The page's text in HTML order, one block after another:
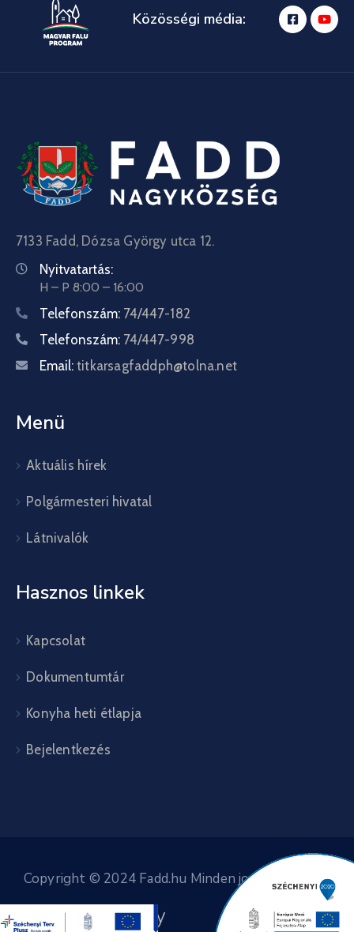
Közösségi média:
7133 Fadd, Dózsa György utca 12.
Nyitvatartás:
H – P 8:00 – 16:00
Telefonszám: 74/447-182
Telefonszám: 74/447-998
Email: titkarsagfaddph@tolna.net
Menü
Aktuális hírek
Polgármesteri hivatal
Látnivalók
Hasznos linkek
Kapcsolat
Dokumentumtár
Konyha heti étlapja
Bejelentkezés
Copyright © 2024 Fadd.hu Minden jog fenntartva.